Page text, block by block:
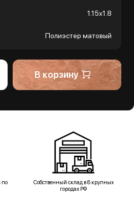
1.15х1.8
Полиэстер матовый
В корзину
по
Собственный склад в 8 крупных
городах РФ